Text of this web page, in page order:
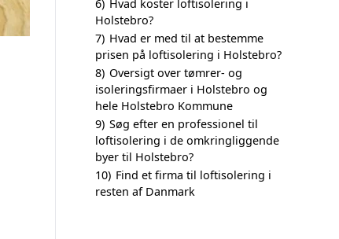
6) Hvad koster loftisolering i
Holstebro?
7) Hvad er med til at bestemme
prisen på loftisolering i Holstebro?
8) Oversigt over tømrer- og
isoleringsfirmaer i Holstebro og
hele Holstebro Kommune
9) Søg efter en professionel til
loftisolering i de omkringliggende
byer til Holstebro?
10) Find et firma til loftisolering i
resten af Danmark